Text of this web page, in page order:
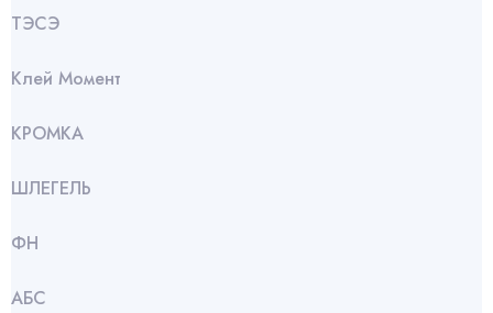
ТЭСЭ
Клей Момент
КРОМКА
ШЛЕГЕЛЬ
ФН
АБС